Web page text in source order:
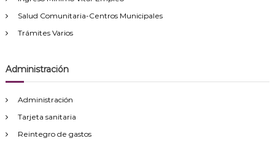
Salud Comunitaria-Centros Municipales
Trámites Varios
Administración
Administración
Tarjeta sanitaria
Reintegro de gastos